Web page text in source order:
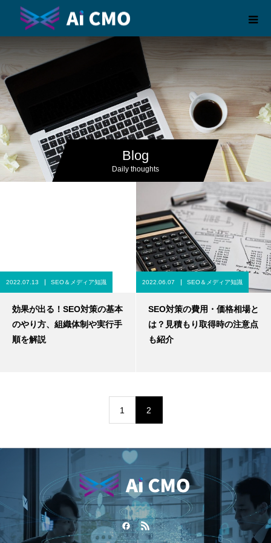
Blog
Daily thoughts
2022.07.13 SEO＆メディア知識
効果が出る！SEO対策の基本
のやり方、組織体制や実行手
順を解説
2022.06.07 SEO＆メディア知識
SEO対策の費用・価格相場と
は？見積もり取得時の注意点
も紹介
1 2